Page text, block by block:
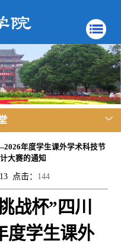
年度学生课外学术科技节
大赛的通知
点击： 144
战杯”四川
度学生课外